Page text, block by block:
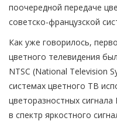
поочередной передаче
советско-французской
Как уже говорилось,
цветного телевидения
NTSC (National Television
системах цветного ТВ
цветоразностных сигнала
в спектр яркостного